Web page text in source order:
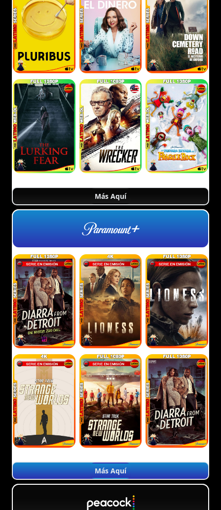
Más Aquí
Más Aquí